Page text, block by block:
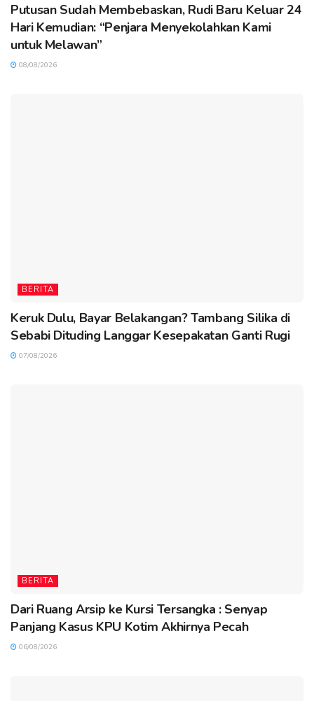
Putusan Sudah Membebaskan, Rudi Baru Keluar 24
Hari Kemudian: “Penjara Menyekolahkan Kami
untuk Melawan”
08/08/2026
BERITA
Keruk Dulu, Bayar Belakangan? Tambang Silika di
Sebabi Dituding Langgar Kesepakatan Ganti Rugi
07/08/2026
BERITA
Dari Ruang Arsip ke Kursi Tersangka : Senyap
Panjang Kasus KPU Kotim Akhirnya Pecah
06/08/2026